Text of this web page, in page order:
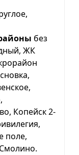
без
ЖК
Копейск 2-
поле,